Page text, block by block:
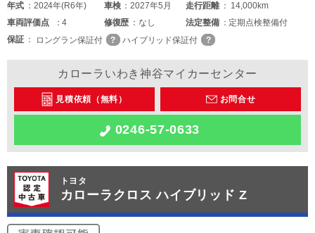
年式 2024年(R6年) 車検 2027年5月 走行距離
14,000km
車両評価点 4 修復歴 なし 法定整備
定期点検整備付
保証
ロングラン保証付 ハイブリッド保証付
カローラいわき神谷マイカーセンター
見積依頼（無料） お問合せ
0246-57-0633
トヨタ
カローラクロス ハイブリッド Z